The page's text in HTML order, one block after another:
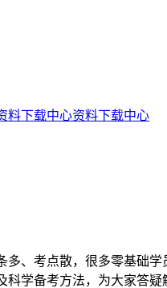
资料下载中心
、考点散，很多零基础
学备考方法，为大家答疑